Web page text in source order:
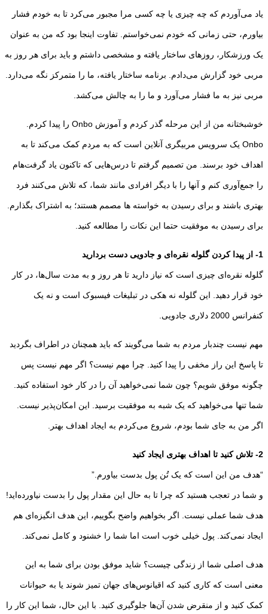
یاد می­‌آوردم که چه چیزی یا چه کسی مرا مجبور می­‌کرد تا به خودم فشار
بیاورم، حتی زمانی که خودم نمی­‌خواستم. تفاوت اینجا بود که من به عنوان
یک ورزشکار، روزهای ساختار یافته و مشخصی داشتم و باید برای هر روز به
مربی خود گزارش می‌­دادم. برنامه ساختار یافته، ما را متمرکز نگه می­‌دارد.
مربی نیز به ما فشار می­‌آورد و ما را به چالش می‌­کشد.
خوشبختانه من از این مرحله گذر کردم و آموزش Onbo را پیدا کردم.
Onbo یک سرویس مربیگری آنلاین است که به مردم کمک می‌­کند تا به
اهداف خود برسند. من تصمیم گرفتم تا درس­‌هایی که تاکنون یاد گرفت‌ه­ام
را جمع­‌آوری کنم و آنها را با دیگر افرادی مانند شما، که تلاش می­‌کنند فرد
بهتری باشند و برای رسیدن به خواسته ها مصمم هستند؛ به اشتراک بگذارم.
برای رسیدن به موفقیت حتما این نکات را مطالعه کنید.
1- از پیدا کردن گلوله نقره‌­ای و جادویی دست بردارید
گلوله نقره‌­ای چیزی است که نیاز دارید تا هر روز و به مدت سال­‌ها، در کار
خود قرار دهید. این گلوله نه هکی در تبلیغات فیسبوک است و نه یک
کنفرانس 2000 دلاری جادویی.
مهم نیست چندبار مردم به شما می‌گویند که باید همچنان در اطراف بگردید
تا پاسخ این راز مخفی را پیدا کنید. چرا مهم نیست؟ اگر مهم نیست پس
چگونه موفق شویم؟ چون شما نمی­‌خواهید آن را در کار خود استفاده کنید.
شما تنها می­‌خواهید که یک شبه به موفقیت برسید. این امکان‌­پذیر نیست.
اگر من به جای شما بودم، شروع می­‌کردم به ایجاد اهداف بهتر.
2- تلاش کنید تا اهداف بهتری ایجاد کنید
“هدف من این است که یک تُن پول بدست بیاورم.”
و شما در تعجب هستید که چرا تا به حال این مقدار پول را بدست نیاورده‌­اید!
هدف شما عملی نیست. اگر بخواهیم واضح بگوییم، این هدف انگیزه‌­ای هم
ایجاد نمی­‌کند. پول خیلی خوب است اما شما را خشنود و کامل نمی­‌کند.
هدف اصلی شما از زندگی چیست؟ شاید موفق بودن برای شما به این
معنی است که کاری کنید که اقیانوس­‌های جهان تمیز شوند یا به حیوانات
کمک کنید و از منقرض شدن آن‌ها جلوگیری کنید. با این حال، شما این کار را